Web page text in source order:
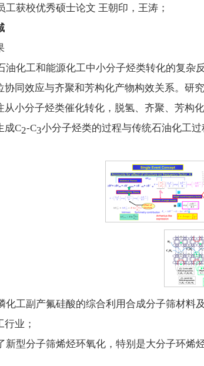
工获校优秀硕士论文 王朝印，王涛；
油化工和能源化工中小分子烃类转化的复杂
协同效应与齐聚和芳构化产物构效关系。研
从小分子烃类催化转化，脱氢、齐聚、芳构
成C2-C3小分子烃类的过程与传统石油化工
化工副产氟硅酸的综合利用合成分子筛材料
业；
新型分子筛烯烃环氧化，特别是大分子环烯